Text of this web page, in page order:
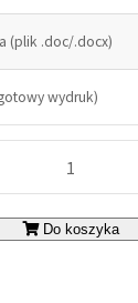
(plik .doc/.docx)
wydruk)
Do koszyka